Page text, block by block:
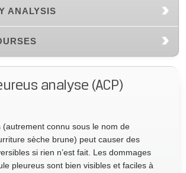
ANALYSIS
analyse (ACP)
(autrement connu sous le nom de
sèche brune) peut causer des
si rien n’est fait. Les dommages
pleureus sont bien visibles et faciles à